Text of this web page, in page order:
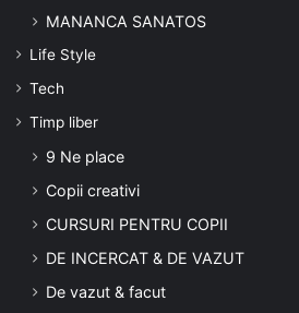
MANANCA SANATOS
Life Style
Tech
Timp liber
9 Ne place
Copii creativi
CURSURI PENTRU COPII
DE INCERCAT & DE VAZUT
De vazut & facut